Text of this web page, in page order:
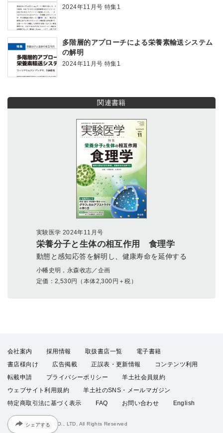
シェアする
2024年11月号 特集1
多階層的アプローチによる栄養素輸送システム
の解明
2024年11月号 特集1
関連書籍
実験医学 2024年11月号
栄養分子と生体の相互作用 食理学
動態と感知応答を解明し、健康寿命を延伸する
小幡史明，永森收志／企画
定価： 2,530円（本体2,300円＋税）
会社案内 採用情報 取扱書店一覧
電子書籍
書店様向け
広告掲載 正誤表・更新情報
コンテンツ利用
転載申請
プライバシーポリシー
羊土社会員規約
ウェブサイト利用規約
羊土社のSNS・メールマガジン
特定商取引法に基づく表示
FAQ お問い合わせ English
©2026 YODOSHA CO., LTD. All Rights Reserved